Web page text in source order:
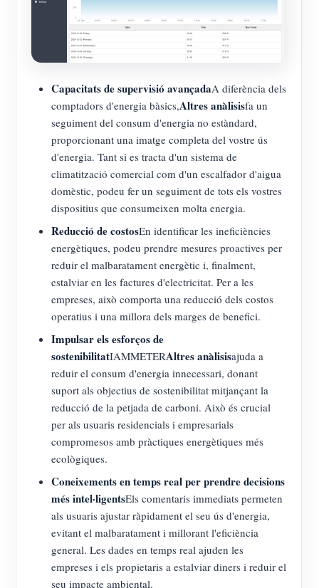
Capacitats de supervisió avançadaA diferència dels
comptadors d'energia bàsics,Altres anàlisisfa un
seguiment del consum d'energia no estàndard,
proporcionant una imatge completa del vostre ús
d'energia. Tant si es tracta d'un sistema de
climatització comercial com d'un escalfador d'aigua
domèstic, podeu fer un seguiment de tots els vostres
dispositius que consumeixen molta energia.
Reducció de costosEn identificar les ineficiències
energètiques, podeu prendre mesures proactives per
reduir el malbaratament energètic i, finalment,
estalviar en les factures d'electricitat. Per a les
empreses, això comporta una reducció dels costos
operatius i una millora dels marges de benefici.
Impulsar els esforços de
sostenibilitatIAMMETERAltres anàlisisajuda a
reduir el consum d'energia innecessari, donant
suport als objectius de sostenibilitat mitjançant la
reducció de la petjada de carboni. Això és crucial
per als usuaris residencials i empresarials
compromesos amb pràctiques energètiques més
ecològiques.
Coneixements en temps real per prendre decisions
més intel·ligentsEls comentaris immediats permeten
als usuaris ajustar ràpidament el seu ús d'energia,
evitant el malbaratament i millorant l'eficiència
general. Les dades en temps real ajuden les
empreses i els propietaris a estalviar diners i reduir el
seu impacte ambiental.